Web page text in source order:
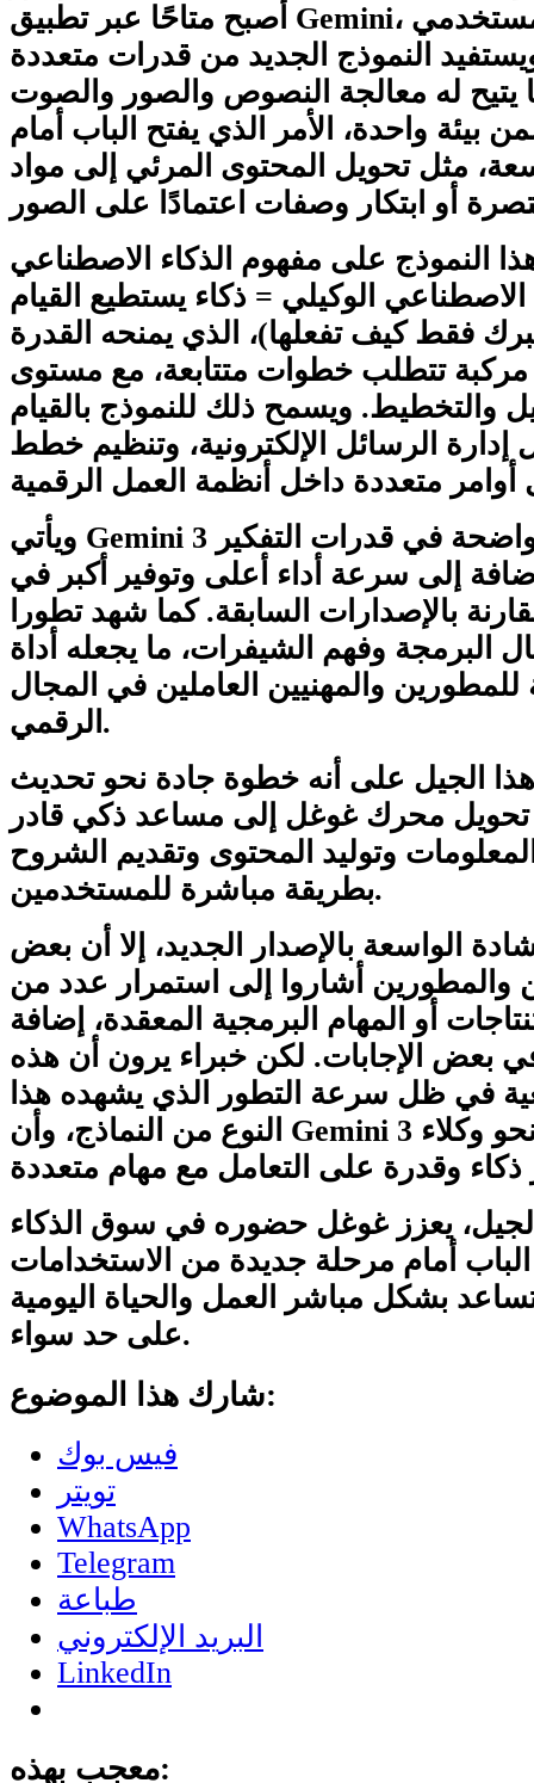
أصبح متاحًا عبر تطبيق Gemini، إلى جانب توفيره لمستخدمي
النموذج الجديد من قدرات متعددة
يتيح له معالجة النصوص والصور والصوت
بيئة واحدة، الأمر الذي يفتح الباب أمام
مثل تحويل المحتوى المرئي إلى مواد
النموذج على مفهوم الذكاء الاصطناعي
الاصطناعي الوكيلي = ذكاء يستطيع القيام
فقط كيف تفعلها)، الذي يمنحه القدرة
مركبة تتطلب خطوات متتابعة، مع مستوى
والتخطيط. ويسمح ذلك للنموذج بالقيام
إدارة الرسائل الإلكترونية، وتنظيم خطط
ويأتي Gemini 3 بتحسينات واضحة في قدرات التفكير
إضافة إلى سرعة أداء أعلى وتوفير أكبر في
بالإصدارات السابقة. كما شهد تطورا
البرمجة وفهم الشيفرات، ما يجعله أداة
والمهنيين العاملين في المجال
الرقمي.
الجيل على أنه خطوة جادة نحو تحديث
تحويل محرك غوغل إلى مساعد ذكي قادر
وتوليد المحتوى وتقديم الشروح
بطريقة مباشرة للمستخدمين.
الواسعة بالإصدار الجديد، إلا أن بعض
والمطورين أشاروا إلى استمرار عدد من
أو المهام البرمجية المعقدة، إضافة
بعض الإجابات. لكن خبراء يرون أن هذه
في ظل سرعة التطور الذي يشهده هذا
النوع من النماذج، وأن Gemini 3 يمثل نقلة مهمة نحو وكلاء
يعزز غوغل حضوره في سوق الذكاء
أمام مرحلة جديدة من الاستخدامات
بشكل مباشر العمل والحياة اليومية
على حد سواء.
شارك هذا الموضوع:
فيس بوك
تويتر
WhatsApp
Telegram
طباعة
البريد الإلكتروني
LinkedIn
معجب بهذه: